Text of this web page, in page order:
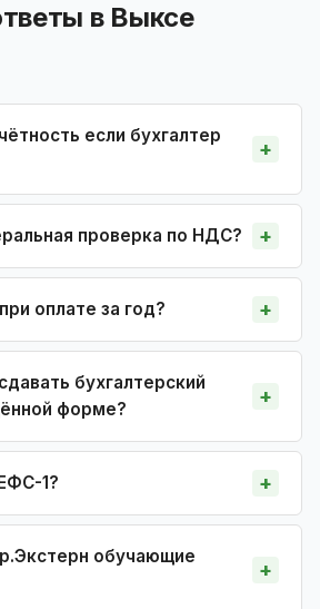
в Выксе
если бухгалтер
проверка по НДС?
оплате за год?
бухгалтерский
форме?
1?
обучающие